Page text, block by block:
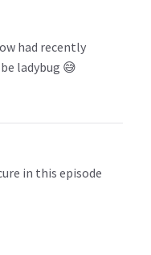
had recently
ladybug 😅
in this episode